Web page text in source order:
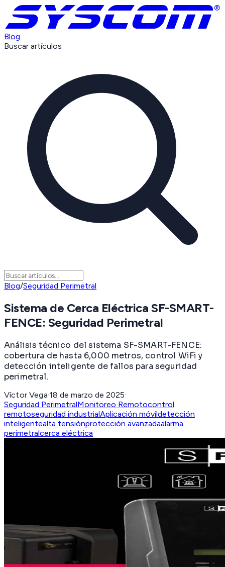
Blog
Buscar artículos
Blog/Seguridad Perimetral
Sistema de Cerca Eléctrica SF-SMART-
FENCE: Seguridad Perimetral
Análisis técnico del sistema SF-SMART-FENCE:
cobertura de hasta 6,000 metros, control WiFi y
detección inteligente de fallos para seguridad
perimetral.
Víctor Vega·18 de marzo de 2025·
Seguridad PerimetralMonitoreo Remotocontrol
remotoseguridad industrialAplicación móvildetección
inteligentealta tensiónprotección avanzadaalarma
perimetralcerca eléctrica